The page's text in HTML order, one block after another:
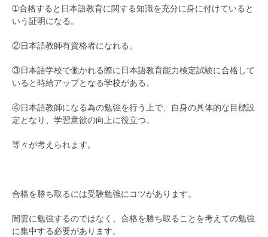
➀合格すると日本語教育に関する知識を充分に身に付けていると
いう証明になる。
②日本語教師有資格者になれる。
③日本語学校で働かれる際に日本語教育能力検定試験に合格して
いると時給アップとなる学校がある。
④日本語教師になる為の勉強を行う上で、自身の具体的な目標設
定となり、学習意欲の向上に役立つ。
等々が考えられます。
合格を勝ち取るには受験勉強にコツがあります。
闇雲に勉強するのではなく、合格を勝ち取ることを考えての勉強
に集中する必要があります。